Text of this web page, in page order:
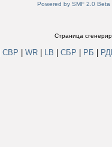
Powered by SMF 2.0 Beta
Страница
СВР WR LB СБР РБ